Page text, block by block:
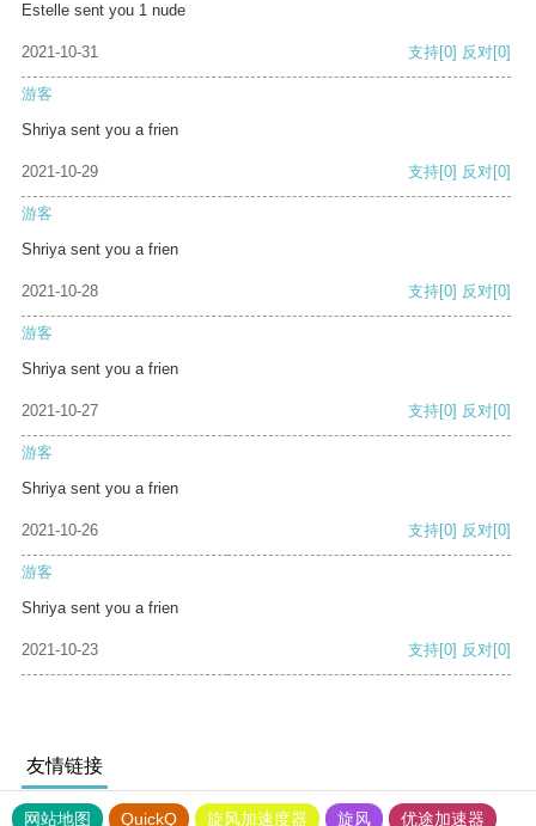
Estelle sent you 1 nude
2021-10-31 支持[0] 反对[0]
游客
Shriya sent you a frien
2021-10-29 支持[0] 反对[0]
游客
Shriya sent you a frien
2021-10-28 支持[0] 反对[0]
游客
Shriya sent you a frien
2021-10-27 支持[0] 反对[0]
游客
Shriya sent you a frien
2021-10-26 支持[0] 反对[0]
游客
Shriya sent you a frien
2021-10-23 支持[0] 反对[0]
友情链接
网站地图 QuickQ 旋风加速度器 旋风 优途加速器